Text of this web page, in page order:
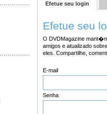
Efetue seu login
Efetue seu
O DVDMagazine
amigos e atualizado
eles. Compartilhe,
E-mail
Senha